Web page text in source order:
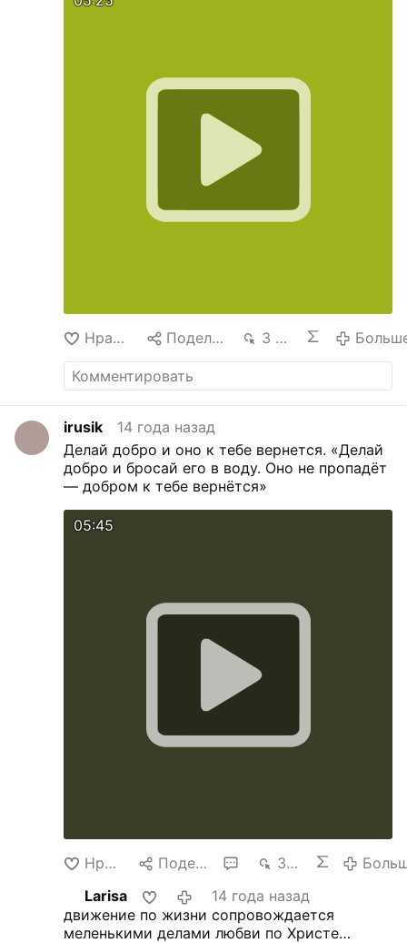
Нравится Поделиться 3 тыс.
irusik
14 года назад
Делай добро и оно к тебе вернется. «Делай
добро и бросай его в воду. Оно не пропадёт
— добром к тебе вернётся»
05:45
Нравится Поделиться 3 тыс.
Larisa
14 года назад
движение по жизни сопровождается
меленькими делами любви по Христе